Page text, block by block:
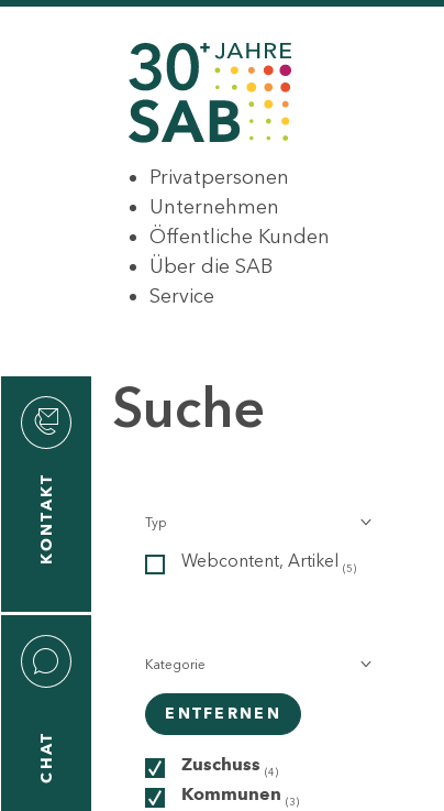
Privatpersonen
Unternehmen
Öffentliche Kunden
Über die SAB
Service
KONTAKT
CHAT
Suche
Typ
Webcontent, Artikel (5)
Kategorie
ENTFERNEN
Zuschuss (4)
Kommunen (3)